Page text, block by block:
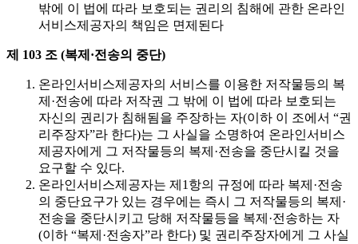
밖에 이 법에 따라 보호되는 권리의 침해에 관한 온라인
서비스제공자의 책임은 면제된다
제 103 조 (복제·전송의 중단)
온라인서비스제공자의 서비스를 이용한 저작물등의 복
제·전송에 따라 저작권 그 밖에 이 법에 따라 보호되는
자신의 권리가 침해됨을 주장하는 자(이하 이 조에서 “권
리주장자”라 한다)는 그 사실을 소명하여 온라인서비스
제공자에게 그 저작물등의 복제·전송을 중단시킬 것을
요구할 수 있다.
온라인서비스제공자는 제1항의 규정에 따라 복제·전송
의 중단요구가 있는 경우에는 즉시 그 저작물등의 복제·
전송을 중단시키고 당해 저작물등을 복제·전송하는 자
(이하 “복제·전송자”라 한다) 및 권리주장자에게 그 사실